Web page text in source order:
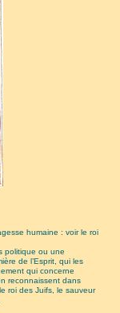
humaine : voir le roi
politique ou une
de l’Esprit, qui les
qui concerne
reconnaissent dans
roi des Juifs, le sauveur